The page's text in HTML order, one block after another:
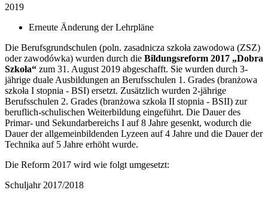
2019
Erneute Änderung der Lehrpläne
Die Berufsgrundschulen (poln. zasadnicza szkoła zawodowa (ZSZ)
oder zawodówka) wurden durch die Bildungsreform 2017 „Dobra
Szkoła“ zum 31. August 2019 abgeschafft. Sie wurden durch 3-
jährige duale Ausbildungen an Berufsschulen 1. Grades (branżowa
szkoła I stopnia - BSI) ersetzt. Zusätzlich wurden 2-jährige
Berufsschulen 2. Grades (branżowa szkoła II stopnia - BSII) zur
beruflich-schulischen Weiterbildung eingeführt. Die Dauer des
Primar- und Sekundarbereichs I auf 8 Jahre gesenkt, wodurch die
Dauer der allgemeinbildenden Lyzeen auf 4 Jahre und die Dauer der
Technika auf 5 Jahre erhöht wurde.
Die Reform 2017 wird wie folgt umgesetzt:
Schuljahr 2017/2018